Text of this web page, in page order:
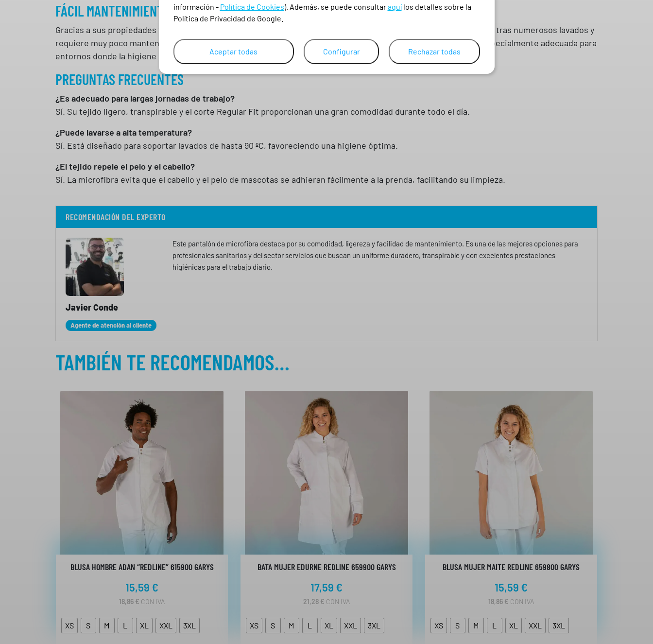
FÁCIL MANTENIMIENTO
Gracias a sus propiedades técnicas, puede lavarse a temperaturas de hasta 90 ºC, mantiene un excelente aspecto tras numerosos lavados y
requiere muy poco mantenimiento. Su resistencia a las salpicaduras de lejía diluida lo convierte en una opción especialmente adecuada para
entornos donde la higiene es prioritaria.
PREGUNTAS FRECUENTES
¿Es adecuado para largas jornadas de trabajo?
Sí. Su tejido ligero, transpirable y el corte Regular Fit proporcionan una gran comodidad durante todo el día.
¿Puede lavarse a alta temperatura?
Sí. Está diseñado para soportar lavados de hasta 90 ºC, favoreciendo una higiene óptima.
¿El tejido repele el pelo y el cabello?
Sí. La microfibra evita que el cabello y el pelo de mascotas se adhieran fácilmente a la prenda, facilitando su limpieza.
RECOMENDACIÓN DEL EXPERTO
Javier Conde
Agente de atención al cliente
Este pantalón de microfibra destaca por su comodidad, ligereza y facilidad de mantenimiento. Es una de las mejores opciones para
profesionales sanitarios y del sector servicios que buscan un uniforme duradero, transpirable y con excelentes prestaciones
higiénicas para el trabajo diario.
TAMBIÉN TE RECOMENDAMOS…
BLUSA HOMBRE ADAN “REDLINE” 615900 GARYS
15,59 €
18,86 € CON IVA
XS S M L XL XXL 3XL
BATA MUJER EDURNE REDLINE 659900 GARYS
17,59 €
21,28 € CON IVA
XS S M L XL XXL 3XL
BLUSA MUJER MAITE REDLINE 659800 GARYS
15,59 €
18,86 € CON IVA
XS S M L XL XXL 3XL
información - Política de Cookies). Además, se puede consultaraquílos detalles sobre la
Política de Privacidad de Google.
Aceptar todas Configurar Rechazar todas